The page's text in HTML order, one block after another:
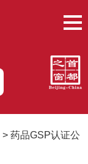
> 药品GSP认证公